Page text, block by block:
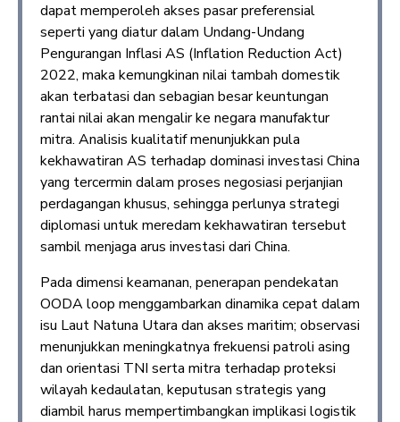
dapat memperoleh akses pasar preferensial
seperti yang diatur dalam Undang-Undang
Pengurangan Inflasi AS (Inflation Reduction Act)
2022, maka kemungkinan nilai tambah domestik
akan terbatasi dan sebagian besar keuntungan
rantai nilai akan mengalir ke negara manufaktur
mitra. Analisis kualitatif menunjukkan pula
kekhawatiran AS terhadap dominasi investasi China
yang tercermin dalam proses negosiasi perjanjian
perdagangan khusus, sehingga perlunya strategi
diplomasi untuk meredam kekhawatiran tersebut
sambil menjaga arus investasi dari China.
Pada dimensi keamanan, penerapan pendekatan
OODA loop menggambarkan dinamika cepat dalam
isu Laut Natuna Utara dan akses maritim; observasi
menunjukkan meningkatnya frekuensi patroli asing
dan orientasi TNI serta mitra terhadap proteksi
wilayah kedaulatan, keputusan strategis yang
diambil harus mempertimbangkan implikasi logistik